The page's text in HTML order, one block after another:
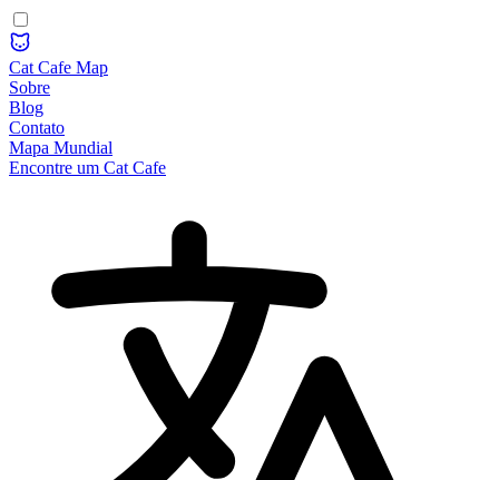
Cat Cafe Map
Sobre
Blog
Contato
Mapa Mundial
Encontre um Cat Cafe